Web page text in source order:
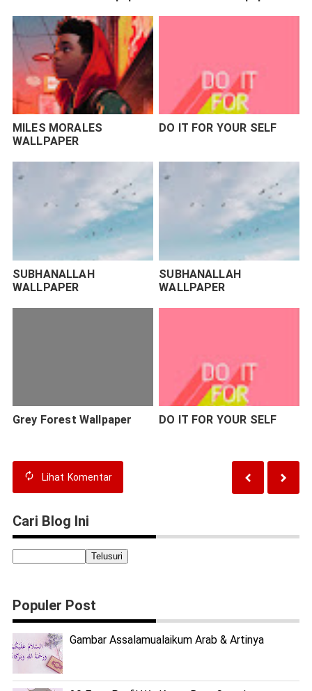
MILES MORALES
WALLPAPER
DO IT FOR YOUR SELF
SUBHANALLAH
WALLPAPER
SUBHANALLAH
WALLPAPER
Grey Forest Wallpaper DO IT FOR YOUR SELF
Lihat Komentar
Cari Blog Ini
Populer Post
Gambar Assalamualaikum Arab & Artinya